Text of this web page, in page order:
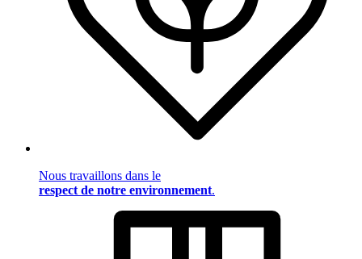
Nous travaillons dans le
respect de notre environnement.